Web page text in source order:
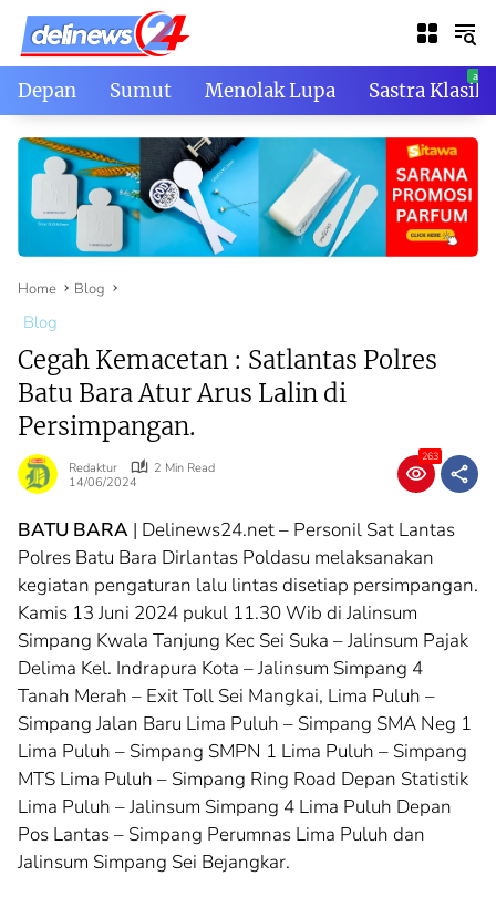
Skip
content
Depan Sumut Menolak Lupa Sastra Klasik
Home Blog
Blog
Cegah Kemacetan : Satlantas Polres
Batu Bara Atur Arus Lalin di
Persimpangan.
Redaktur
2 Min Read
14/06/2024
263
BATU BARA | Delinews24.net – Personil Sat Lantas
Polres Batu Bara Dirlantas Poldasu melaksanakan
kegiatan pengaturan lalu lintas disetiap persimpangan.
Kamis 13 Juni 2024 pukul 11.30 Wib di Jalinsum
Simpang Kwala Tanjung Kec Sei Suka – Jalinsum Pajak
Delima Kel. Indrapura Kota – Jalinsum Simpang 4
Tanah Merah – Exit Toll Sei Mangkai, Lima Puluh –
Simpang Jalan Baru Lima Puluh – Simpang SMA Neg 1
Lima Puluh – Simpang SMPN 1 Lima Puluh – Simpang
MTS Lima Puluh – Simpang Ring Road Depan Statistik
Lima Puluh – Jalinsum Simpang 4 Lima Puluh Depan
Pos Lantas – Simpang Perumnas Lima Puluh dan
Jalinsum Simpang Sei Bejangkar.